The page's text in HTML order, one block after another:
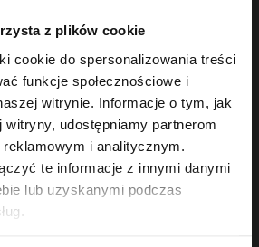
z plików cookie
cookie do spersonalizowania treści
funkcje społecznościowe i
witrynie. Informacje o tym, jak
udostępniamy partnerom
i analitycznym.
te informacje z innymi danymi
lub uzyskanymi podczas
Maska do laminacji
22,49 zł
Najniższa cena z 30 dni przed
obniżką: